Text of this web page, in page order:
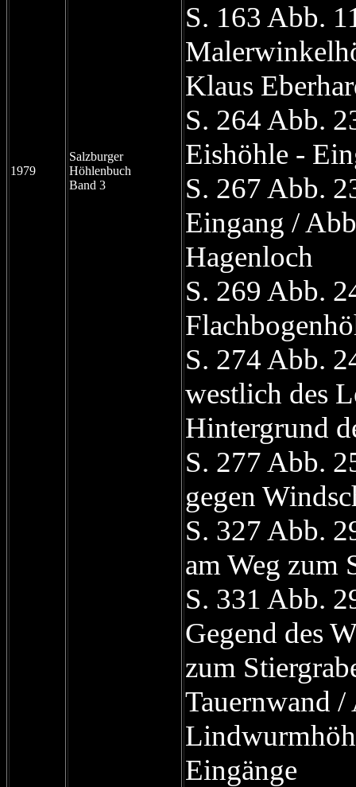
1979
Salzburger
Höhlenbuch
Band 3
S. 163 Abb.
Klaus
S. 264 Abb.
Eishöhle -
S. 267 Abb.
Eingang /
Hagenloch
S. 269 Abb.
S. 274 Abb.
westlich des
Hintergrund
S. 277 Abb.
gegen
S. 327 Abb.
am Weg zum
S. 331 Abb.
Gegend des
zum
Tauernwand
Eingänge